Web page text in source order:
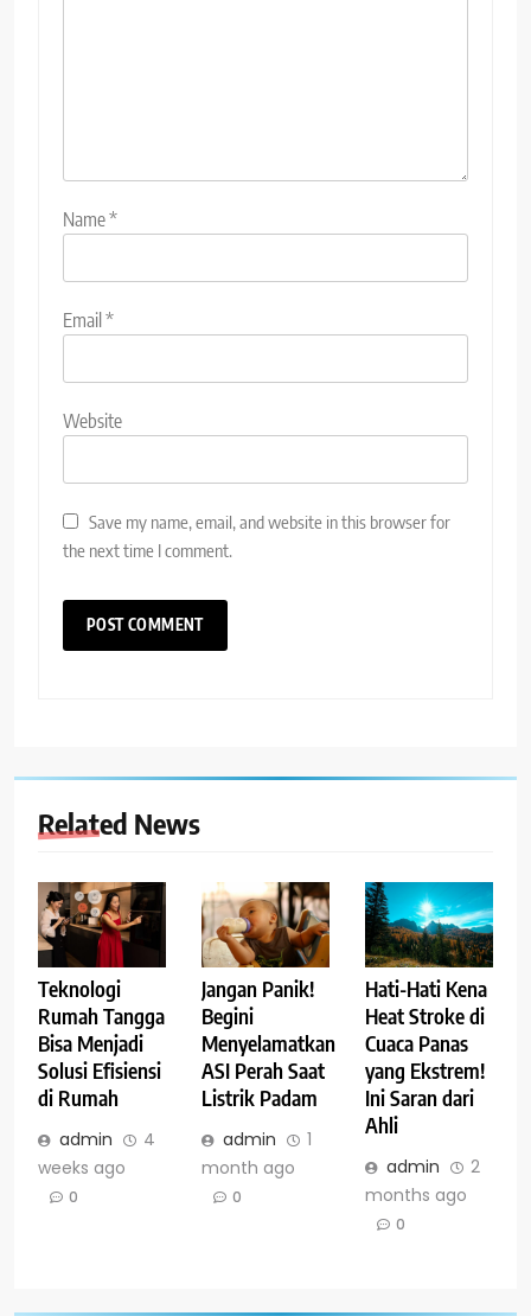
Name*
Email *
Website
Save my name, email, and website in this browser for
the next time I comment.
Related News
Teknologi
Rumah Tangga
Bisa Menjadi
Solusi Efisiensi
di Rumah
admin
4
weeks ago
0
Jangan Panik!
Begini
Menyelamatkan
ASI Perah Saat
Listrik Padam
admin
1
month ago
0
Hati-Hati Kena
Heat Stroke di
Cuaca Panas
yang Ekstrem!
Ini Saran dari
Ahli
admin
2
months ago
0